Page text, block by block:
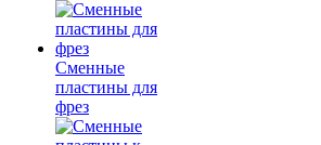
Сменные
пластины для
фрез